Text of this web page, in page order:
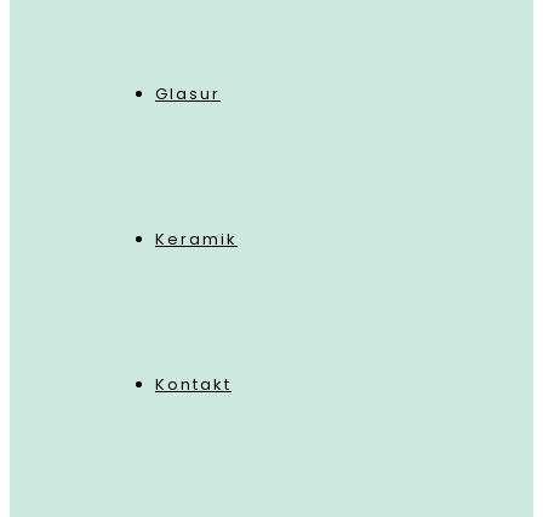
Glasur
Keramik
Kontakt